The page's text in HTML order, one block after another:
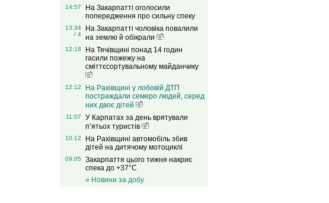
14:57
На Закарпатті оголосили
попередження про сильну спеку
13:34
/ 4
На Закарпатті чоловіка повалили
на землю й обікрали
12:18
На Тячівщині понад 14 годин
гасили пожежу на
сміттєсортувальному майданчику
12:12
На Рахівщині у лобовій ДТП
постраждали семеро людей, серед
них двоє дітей
11:07
У Карпатах за день врятували
п’ятьох туристів
10:12
На Рахівщині автомобіль збив
дітей на дитячому мотоциклі
09:05
Закарпаття цього тижня накриє
спека до +37°C
» Новини за добу